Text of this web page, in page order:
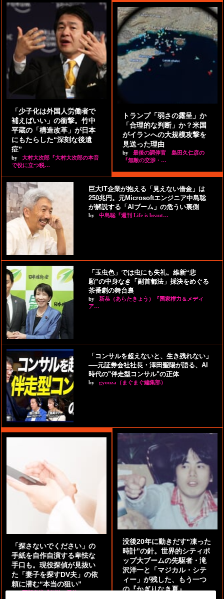
「少子化は外国人労働者で
補えばいい」の衝撃。竹中
平蔵の「構造改革」が日本
にもたらした“深刻な後遺
症”
by
大村大次郎『大村大次郎の本音
で役に立つ税…
トランプ「弱さの露呈」か
「合理的な判断」か？米国
がイランへの大規模攻撃を
見送った理由
by
最後の調停官 島田久仁彦の
『無敵の交渉・…
巨大IT企業が抱える「見えない借金」は
250兆円。元Microsoftエンジニア中島聡
が解説する「AIブーム」の危うい裏側
by 中島聡『週刊 Life is beaut…
「玉虫色」では虫にも失礼。維新“悲
願”の中身なき「副首都法」採決をめぐる
茶番劇の舞台裏
by
新恭（あらたきょう）『国家権力＆メディ
ア…
「コンサルを超えないと、生き残れない」
──元証券会社社長・澤田聖陽が語る、AI
時代の"伴走型コンサル"の正体
by gyouza（まぐまぐ編集部）
「探さないでください」の
手紙を自作自演する卑怯な
手口も。現役探偵が見抜い
た「妻子を探すDV夫」の依
頼に潜む“本当の狙い”
没後20年に動きだす“凍った
時計”の針。世界的シティポ
ップ大ブームの先駆者・滝
沢洋一と「マジカル・シテ
ィー」が残した、もう一つ
の『かぎりなき夏』